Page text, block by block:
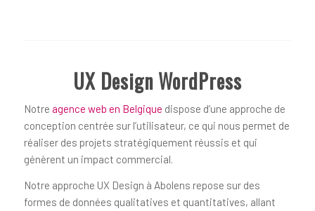
UX Design WordPress
Notre agence web en Belgique dispose d’une approche de
conception centrée sur l’utilisateur, ce qui nous permet de
réaliser des projets stratégiquement réussis et qui
génèrent un impact commercial.
Notre approche UX Design à Abolens repose sur des
formes de données qualitatives et quantitatives, allant